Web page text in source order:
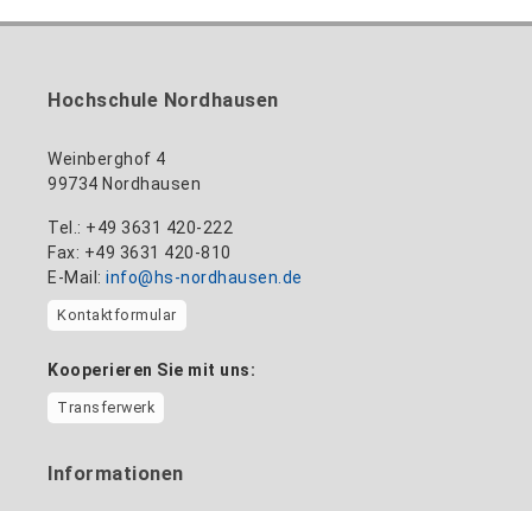
Hochschule Nordhausen
Weinberghof 4
99734 Nordhausen
Tel.: +49 3631 420-222
Fax: +49 3631 420-810
E-Mail: info@hs-nordhausen.de
Kontaktformular
Kooperieren Sie mit uns:
Transferwerk
Informationen